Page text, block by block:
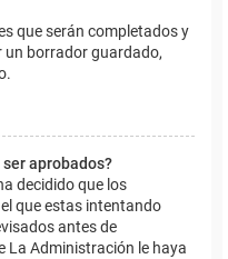
que serán completados y
un borrador guardado,
aprobados?
decidido que los
que estas intentando
antes de
La Administración le haya